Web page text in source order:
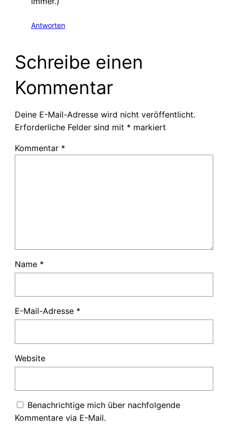
Antworten
Schreibe einen
Kommentar
Deine E-Mail-Adresse wird nicht veröffentlicht.
Erforderliche Felder sind mit * markiert
Kommentar *
Name *
E-Mail-Adresse *
Website
Benachrichtige mich über nachfolgende
Kommentare via E-Mail.